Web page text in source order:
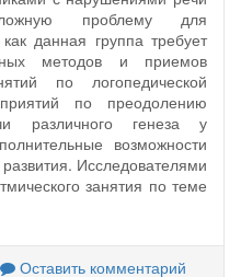
проблему для
данная группа требует
методов и приемов
по логопедической
по преодолению
различного генеза у
возможности
Исследователями
занятия по теме
Оставить комментарий